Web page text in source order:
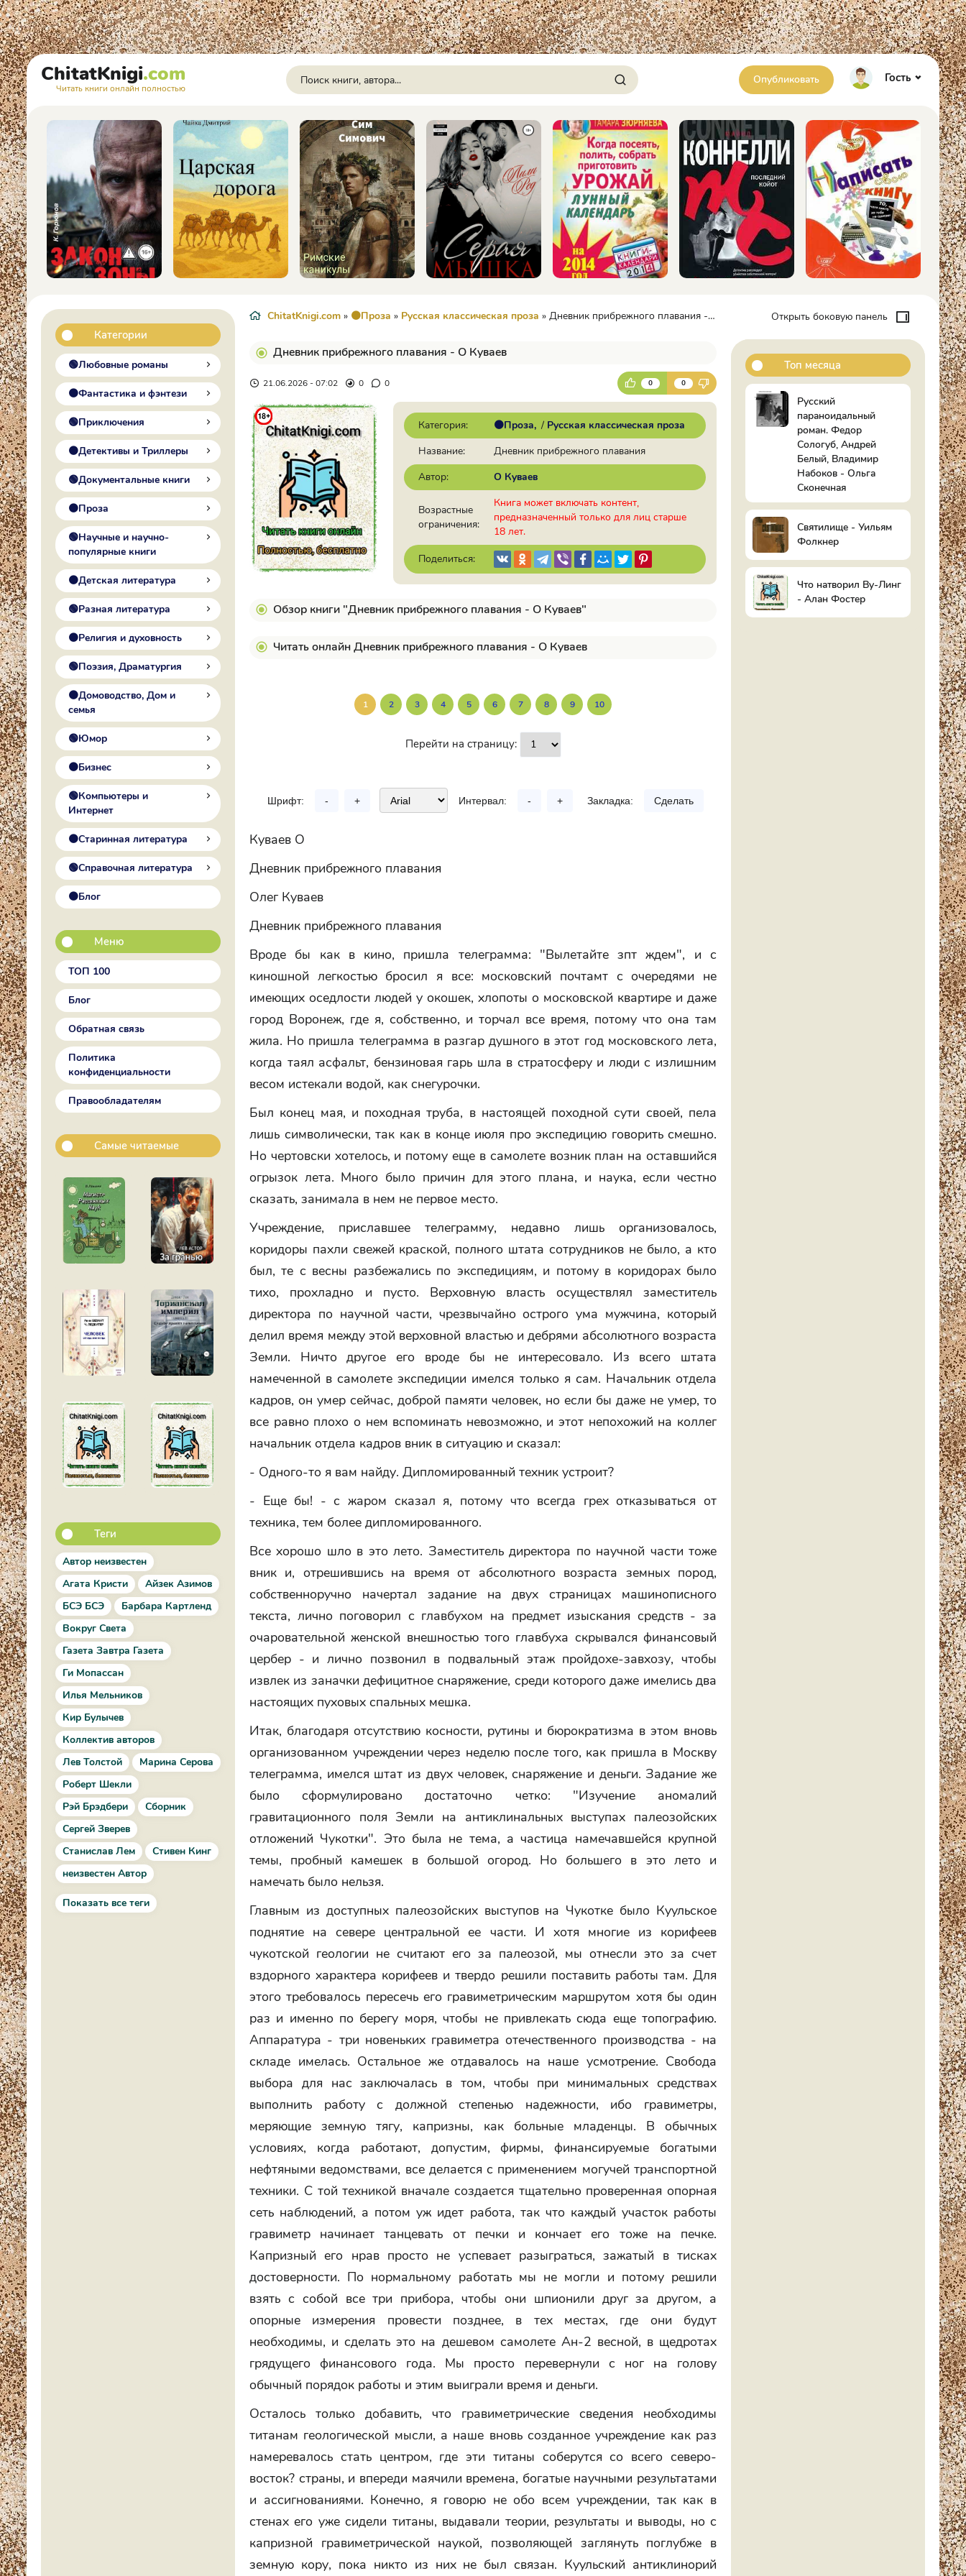
ChitatKnigi.com
Читать книги онлайн полностью
Опубликовать Гость
Категории
🟢Любовные романы
🟠Фантастика и фэнтези
🟢Приключения
🟠Детективы и Триллеры
🟢Документальные книги
🟠Проза
🟢Научные и научно-
популярные книги
🟠Детская литература
🟢Разная литература
🟠Религия и духовность
🟢Поэзия, Драматургия
🟠Домоводство, Дом и
семья
🟢Юмор
🟠Бизнес
🟢Компьютеры и
Интернет
🟠Старинная литература
🟢Справочная литература
🟠Блог
Меню
ТОП 100
Блог
Обратная связь
Политика
конфиденциальности
Правообладателям
Самые читаемые
Теги
Автор неизвестен
Агата Кристи
Айзек Азимов
БСЭ БСЭ
Барбара Картленд
Вокруг Света
Газета Завтра Газета
Ги Мопассан
Илья Мельников
Кир Булычев
Коллектив авторов
Лев Толстой
Марина Серова
Роберт Шекли
Рэй Брэдбери
Сборник
Сергей Зверев
Станислав Лем
Стивен Кинг
неизвестен Автор
Показать все теги
ChitatKnigi.com » 🟠Проза » Русская классическая проза » Дневник прибрежного плавания - О Куваев
Дневник прибрежного плавания - О Куваев
21.06.2026 - 07:02 0 0 0 0
Категория: 🟠Проза / Русская классическая проза
Название:
Дневник прибрежного плавания
Автор:
О Куваев
Возрастные
ограничения:
Книга может включать контент,
предназначенный только для лиц старше
18 лет.
Поделиться:
Обзор книги "Дневник прибрежного плавания - О Куваев"
Читать онлайн Дневник прибрежного плавания - О Куваев
1 2 3 4 5 6 7 8 9 10
Перейти на страницу:
Шрифт: - + Интервал: - + Закладка: Сделать
Куваев О
Дневник прибрежного плавания
Олег Куваев
Дневник прибрежного плавания
Вроде бы как в кино, пришла телеграмма: "Вылетайте зпт ждем", и с
киношной легкостью бросил я все: московский почтамт с очередями не
имеющих оседлости людей у окошек, хлопоты о московской квартире и даже
город Воронеж, где я, собственно, и торчал все время, потому что она там
жила. Но пришла телеграмма в разгар душного в этот год московского лета,
когда таял асфальт, бензиновая гарь шла в стратосферу и люди с излишним
весом истекали водой, как снегурочки.
Был конец мая, и походная труба, в настоящей походной сути своей, пела
лишь символически, так как в конце июля про экспедицию говорить смешно.
Но чертовски хотелось, и потому еще в самолете возник план на оставшийся
огрызок лета. Много было причин для этого плана, и наука, если честно
сказать, занимала в нем не первое место.
Учреждение, приславшее телеграмму, недавно лишь организовалось,
коридоры пахли свежей краской, полного штата сотрудников не было, а кто
был, те с весны разбежались по экспедициям, и потому в коридорах было
тихо, прохладно и пусто. Верховную власть осуществлял заместитель
директора по научной части, чрезвычайно острого ума мужчина, который
делил время между этой верховной властью и дебрями абсолютного возраста
Земли. Ничто другое его вроде бы не интересовало. Из всего штата
намеченной в самолете экспедиции имелся только я сам. Начальник отдела
кадров, он умер сейчас, доброй памяти человек, но если бы даже не умер, то
все равно плохо о нем вспоминать невозможно, и этот непохожий на коллег
начальник отдела кадров вник в ситуацию и сказал:
- Одного-то я вам найду. Дипломированный техник устроит?
- Еще бы! - с жаром сказал я, потому что всегда грех отказываться от
техника, тем более дипломированного.
Все хорошо шло в это лето. Заместитель директора по научной части тоже
вник и, отрешившись на время от абсолютного возраста земных пород,
собственноручно начертал задание на двух страницах машинописного
текста, лично поговорил с главбухом на предмет изыскания средств - за
очаровательной женской внешностью того главбуха скрывался финансовый
цербер - и лично позвонил в подвальный этаж пройдохе-завхозу, чтобы
извлек из заначки дефицитное снаряжение, среди которого даже имелись два
настоящих пуховых спальных мешка.
Итак, благодаря отсутствию косности, рутины и бюрократизма в этом вновь
организованном учреждении через неделю после того, как пришла в Москву
телеграмма, имелся штат из двух человек, снаряжение и деньги. Задание же
было сформулировано достаточно четко: "Изучение аномалий
гравитационного поля Земли на антиклинальных выступах палеозойских
отложений Чукотки". Это была не тема, а частица намечавшейся крупной
темы, пробный камешек в большой огород. Но большего в это лето и
намечать было нельзя.
Главным из доступных палеозойских выступов на Чукотке было Куульское
поднятие на севере центральной ее части. И хотя многие из корифеев
чукотской геологии не считают его за палеозой, мы отнесли это за счет
вздорного характера корифеев и твердо решили поставить работы там. Для
этого требовалось пересечь его гравиметрическим маршрутом хотя бы один
раз и именно по берегу моря, чтобы не привлекать сюда еще топографию.
Аппаратура - три новеньких гравиметра отечественного производства - на
складе имелась. Остальное же отдавалось на наше усмотрение. Свобода
выбора для нас заключалась в том, чтобы при минимальных средствах
выполнить работу с должной степенью надежности, ибо гравиметры,
меряющие земную тягу, капризны, как больные младенцы. В обычных
условиях, когда работают, допустим, фирмы, финансируемые богатыми
нефтяными ведомствами, все делается с применением могучей транспортной
техники. С той техникой вначале создается тщательно проверенная опорная
сеть наблюдений, а потом уж идет работа, так что каждый участок работы
гравиметр начинает танцевать от печки и кончает его тоже на печке.
Капризный его нрав просто не успевает разыграться, зажатый в тисках
достоверности. По нормальному работать мы не могли и потому решили
взять с собой все три прибора, чтобы они шпионили друг за другом, а
опорные измерения провести позднее, в тех местах, где они будут
необходимы, и сделать это на дешевом самолете Ан-2 весной, в щедротах
грядущего финансового года. Мы просто перевернули с ног на голову
обычный порядок работы и этим выиграли время и деньги.
Осталось только добавить, что гравиметрические сведения необходимы
титанам геологической мысли, а наше вновь созданное учреждение как раз
намеревалось стать центром, где эти титаны соберутся со всего северо-
восток? страны, и впереди маячили времена, богатые научными результатами
и ассигнованиями. Конечно, я говорю не обо всем учреждении, так как в
стенах его уже сидели титаны, выдавали теории, результаты и выводы, но с
капризной гравиметрической наукой, позволяющей заглянуть поглубже в
земную кору, пока никто из них не был связан. Куульский антиклинорий
Открыть боковую панель
Топ месяца
Русский
параноидальный
роман. Федор
Сологуб, Андрей
Белый, Владимир
Набоков - Ольга
Сконечная
Святилище - Уильям
Фолкнер
Что натворил Ву-Линг
- Алан Фостер